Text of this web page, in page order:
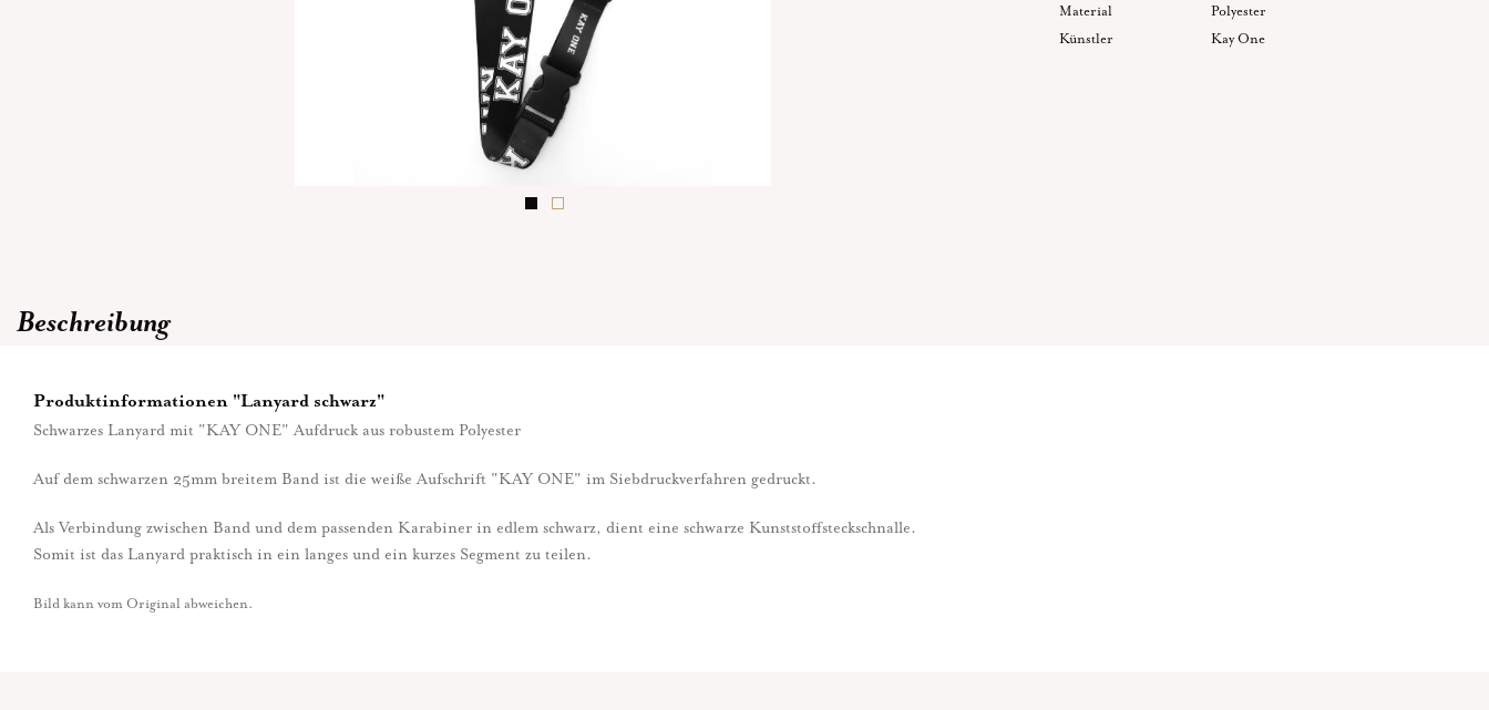
Material
Polyester
Künstler
Kay One
Beschreibung
Produktinformationen "Lanyard schwarz"
Schwarzes Lanyard mit "KAY ONE" Aufdruck aus robustem Polyester
Auf dem schwarzen 25mm breitem Band ist die weiße Aufschrift "KAY ONE" im Siebdruckverfahren gedruckt.
Als Verbindung zwischen Band und dem passenden Karabiner in edlem schwarz, dient eine schwarze Kunststoffsteckschnalle.
Somit ist das Lanyard praktisch in ein langes und ein kurzes Segment zu teilen.
Bild kann vom Original abweichen.